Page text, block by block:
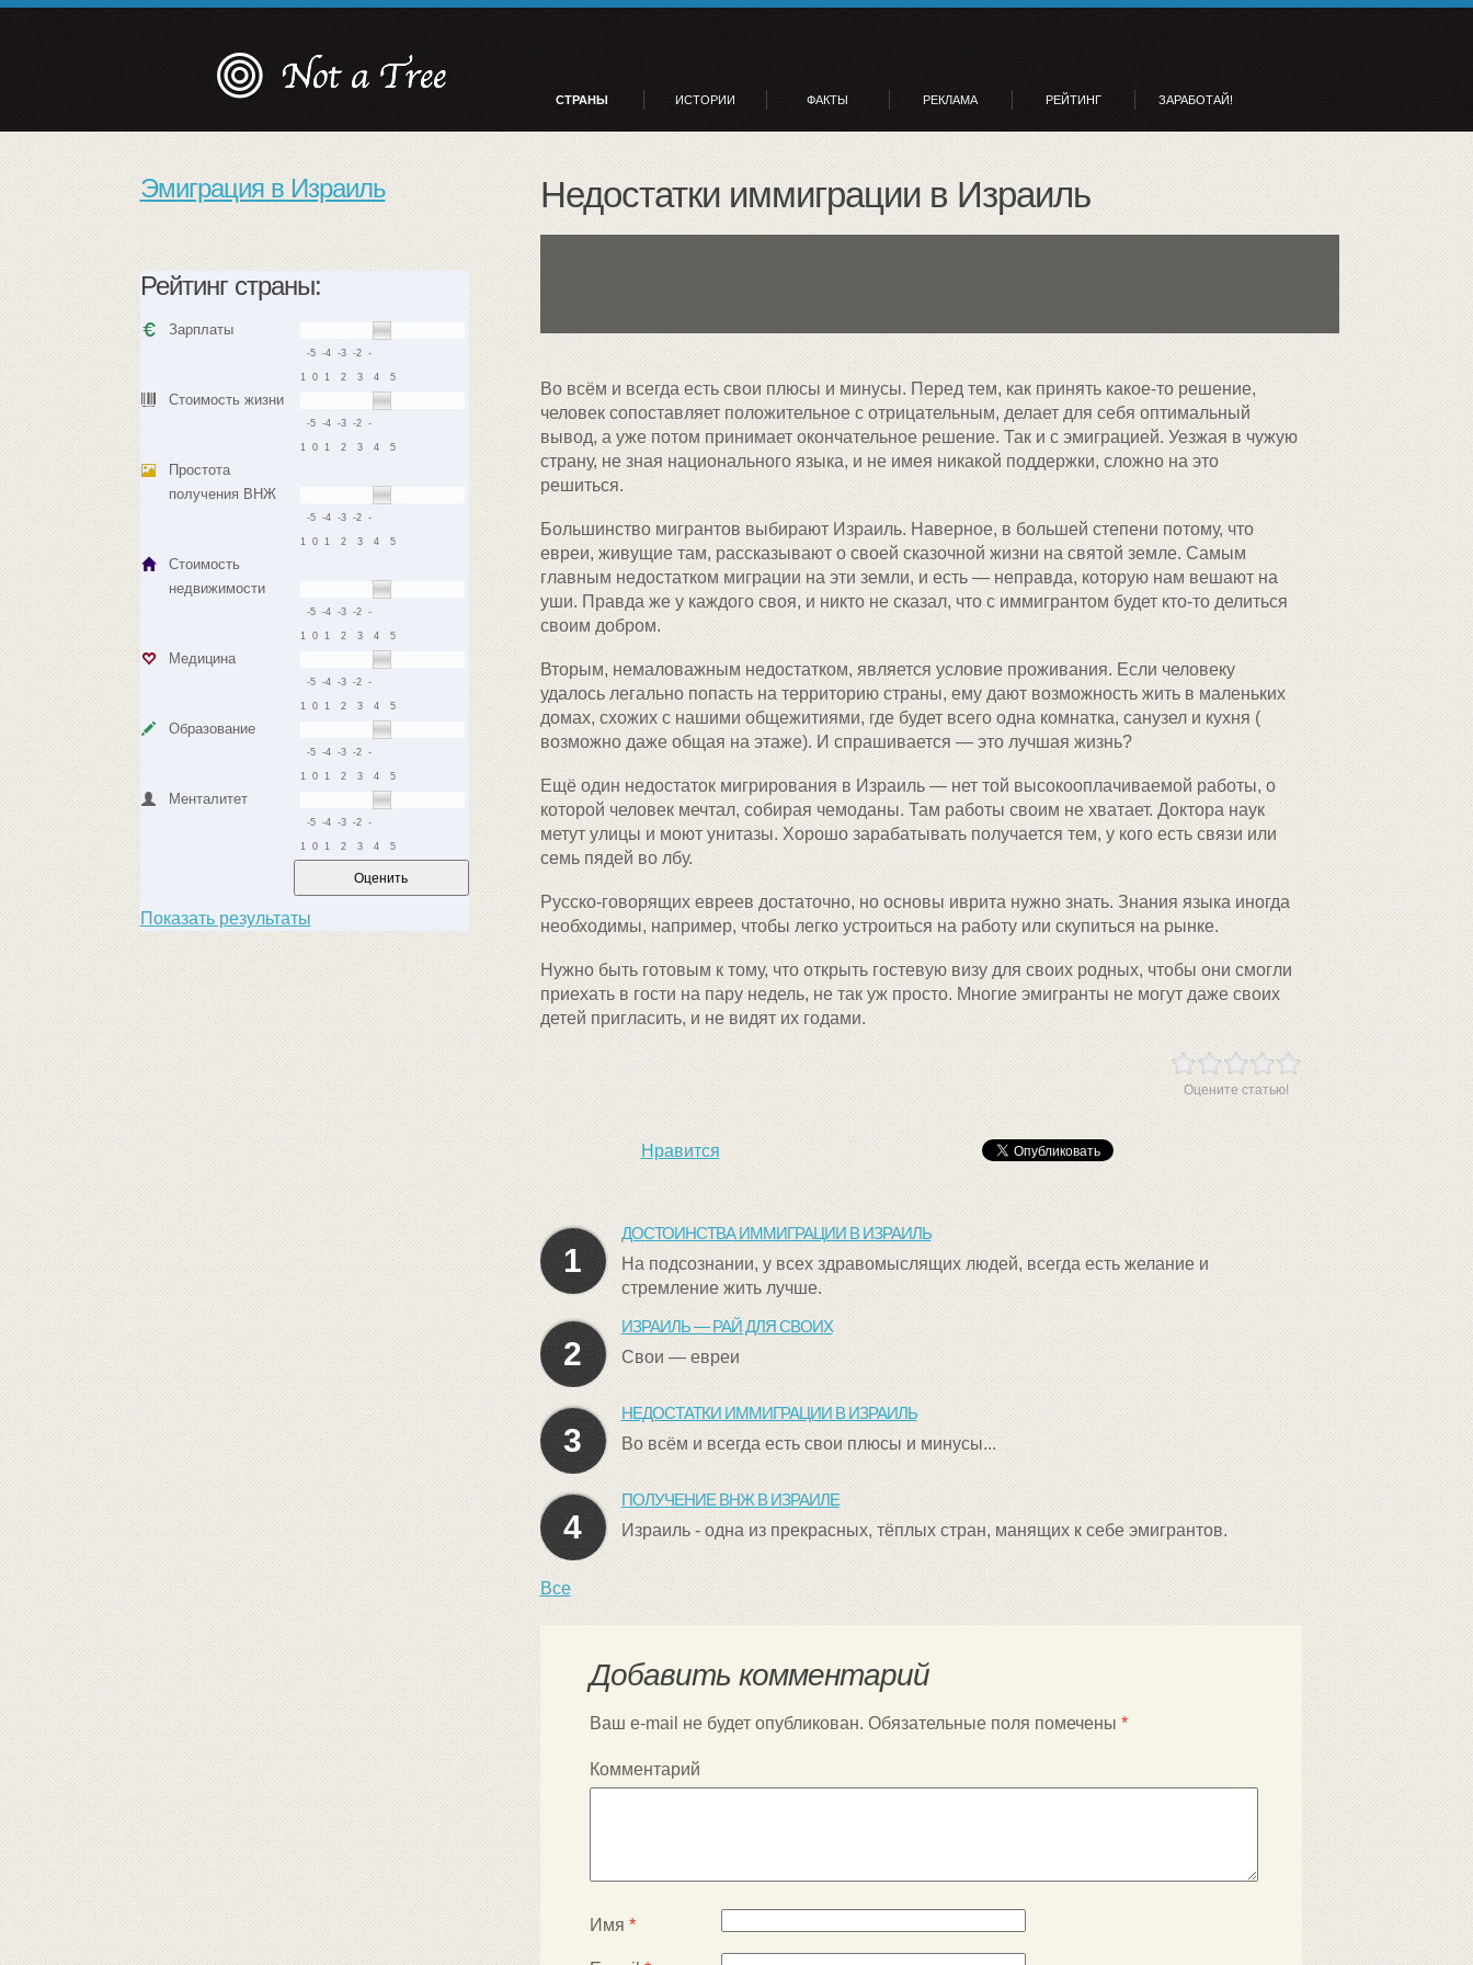
СТРАНЫ ИСТОРИИ ФАКТЫ РЕКЛАМА РЕЙТИНГ ЗАРАБОТАЙ!
Эмиграция в Израиль
Рейтинг страны:
Зарплаты
-5 -4 -3 -2 -
1 0 1 2 3 4 5
Стоимость жизни
-5 -4 -3 -2 -
1 0 1 2 3 4 5
Простота
получения ВНЖ
-5 -4 -3 -2 -
1 0 1 2 3 4 5
Стоимость
недвижимости
-5 -4 -3 -2 -
1 0 1 2 3 4 5
Медицина
-5 -4 -3 -2 -
1 0 1 2 3 4 5
Образование
-5 -4 -3 -2 -
1 0 1 2 3 4 5
Менталитет
-5 -4 -3 -2 -
1 0 1 2 3 4 5
Показать результаты
Недостатки иммиграции в Израиль
Во всём и всегда есть свои плюсы и минусы. Перед тем, как принять какое-то решение,
человек сопоставляет положительное с отрицательным, делает для себя оптимальный
вывод, а уже потом принимает окончательное решение. Так и с эмиграцией. Уезжая в чужую
страну, не зная национального языка, и не имея никакой поддержки, сложно на это
решиться.
Большинство мигрантов выбирают Израиль. Наверное, в большей степени потому, что
евреи, живущие там, рассказывают о своей сказочной жизни на святой земле. Самым
главным недостатком миграции на эти земли, и есть — неправда, которую нам вешают на
уши. Правда же у каждого своя, и никто не сказал, что с иммигрантом будет кто-то делиться
своим добром.
Вторым, немаловажным недостатком, является условие проживания. Если человеку
удалось легально попасть на территорию страны, ему дают возможность жить в маленьких
домах, схожих с нашими общежитиями, где будет всего одна комнатка, санузел и кухня (
возможно даже общая на этаже). И спрашивается — это лучшая жизнь?
Ещё один недостаток мигрирования в Израиль — нет той высокооплачиваемой работы, о
которой человек мечтал, собирая чемоданы. Там работы своим не хватает. Доктора наук
метут улицы и моют унитазы. Хорошо зарабатывать получается тем, у кого есть связи или
семь пядей во лбу.
Русско-говорящих евреев достаточно, но основы иврита нужно знать. Знания языка иногда
необходимы, например, чтобы легко устроиться на работу или скупиться на рынке.
Нужно быть готовым к тому, что открыть гостевую визу для своих родных, чтобы они смогли
приехать в гости на пару недель, не так уж просто. Многие эмигранты не могут даже своих
детей пригласить, и не видят их годами.
Оцените статью!
Нравится
1
ДОСТОИНСТВА ИММИГРАЦИИ В ИЗРАИЛЬ
На подсознании, у всех здравомыслящих людей, всегда есть желание и
стремление жить лучше.
2
ИЗРАИЛЬ — РАЙ ДЛЯ СВОИХ
Свои — евреи
3
НЕДОСТАТКИ ИММИГРАЦИИ В ИЗРАИЛЬ
Во всём и всегда есть свои плюсы и минусы...
4
ПОЛУЧЕНИЕ ВНЖ В ИЗРАИЛЕ
Израиль - одна из прекрасных, тёплых стран, манящих к себе эмигрантов.
Все
Добавить комментарий
Ваш e-mail не будет опубликован. Обязательные поля помечены *
Комментарий
Имя *